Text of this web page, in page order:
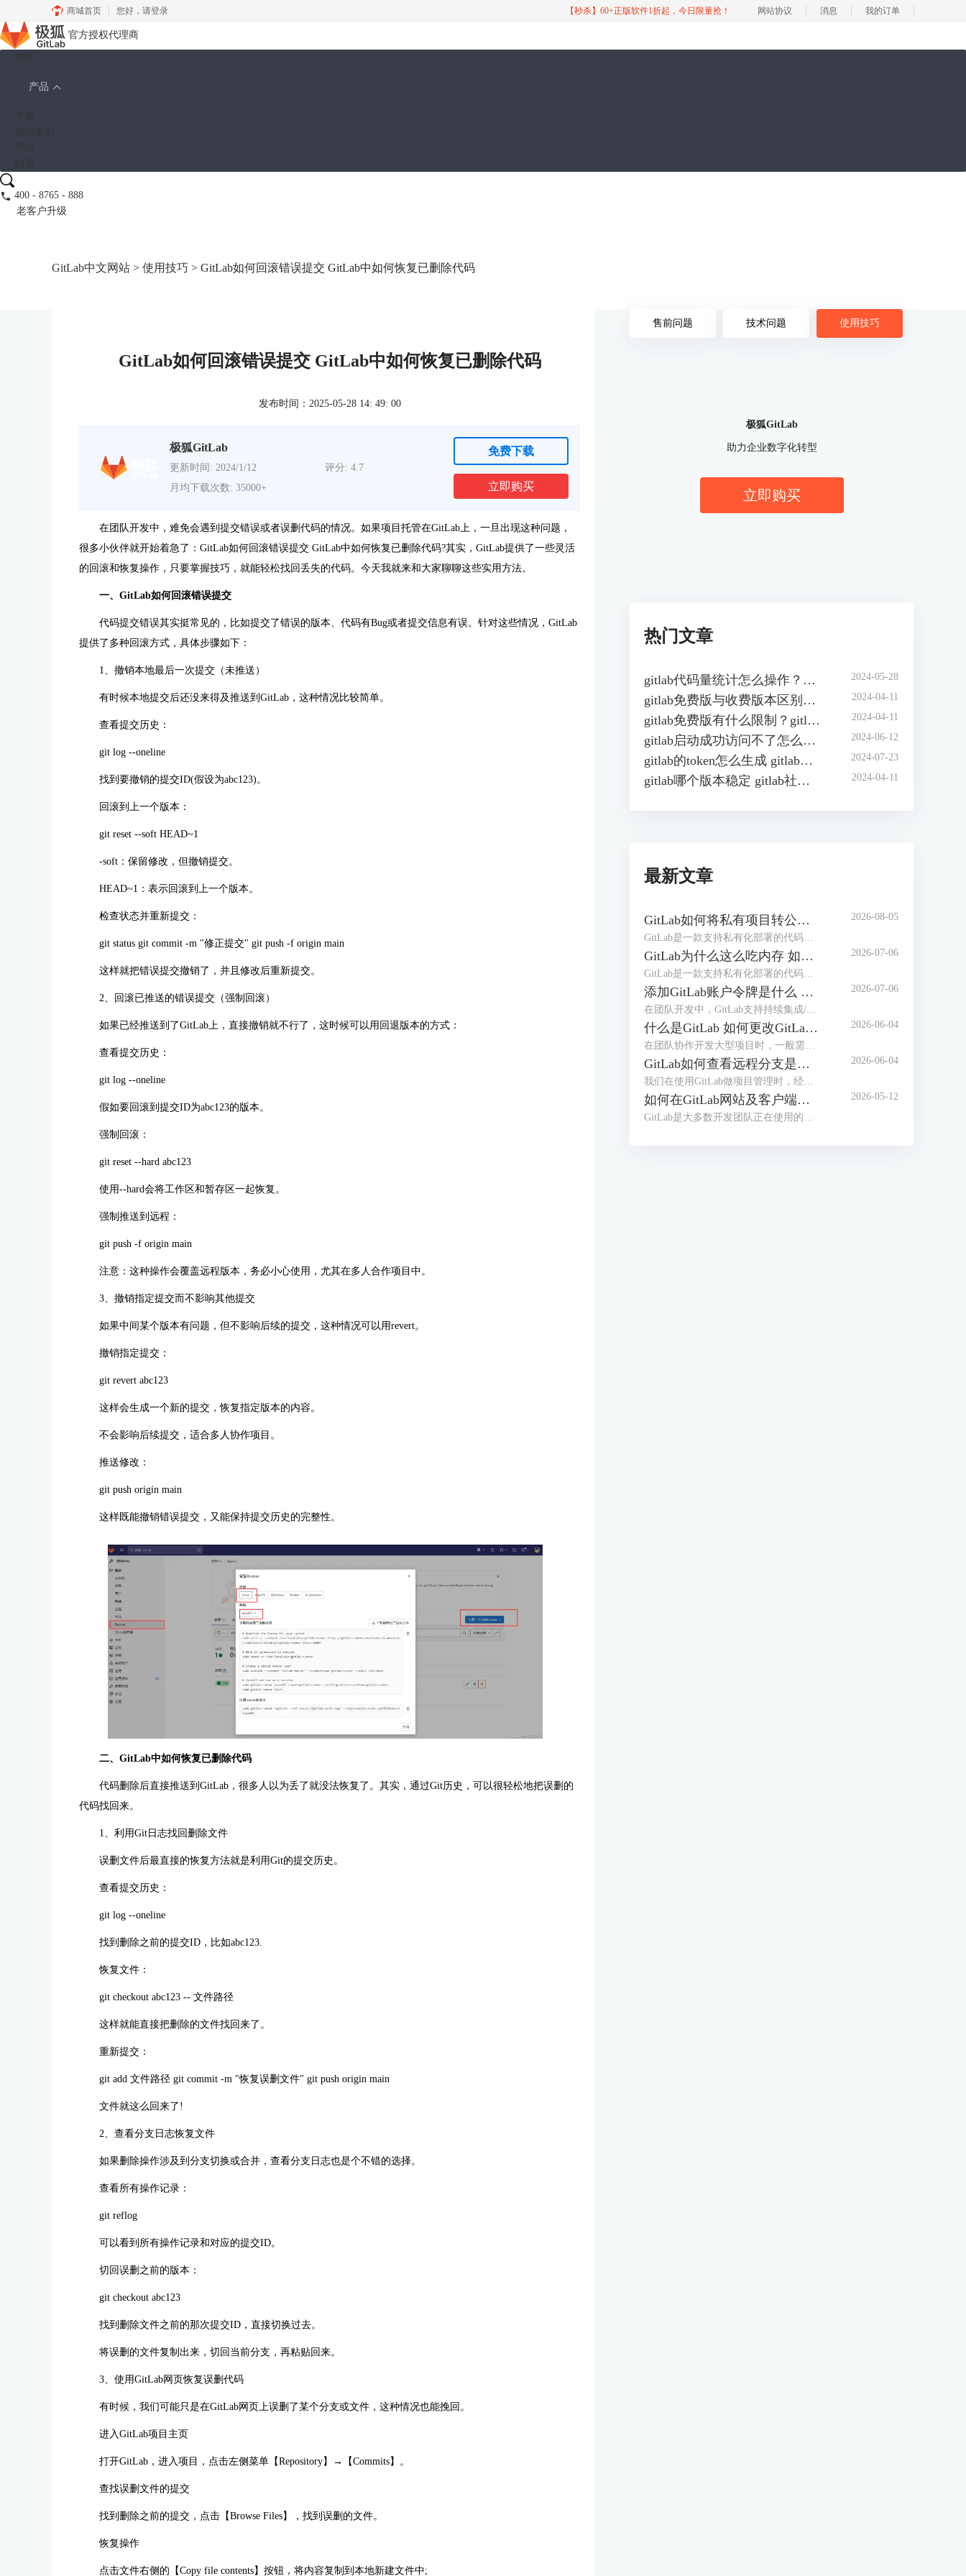
商城首页 您好， 请登录 【秒杀】60+正版软件1折起，今日限量抢！ 网站协议 消息 我的订单
官方授权代理商
产品
400 - 8765 - 888
老客户升级
GitLab中文网站 > 使用技巧 > GitLab如何回滚错误提交 GitLab中如何恢复已删除代码
GitLab如何回滚错误提交 GitLab中如何恢复已删除代码
发布时间：2025-05-28 14: 49: 00
极狐GitLab
更新时间: 2024/1/12
评分: 4.7
月均下载次数: 35000+
免费下载
立即购买
在团队开发中，难免会遇到提交错误或者误删代码的情况。如果项目托管在GitLab上，一旦出现这种问题，
很多小伙伴就开始着急了：GitLab如何回滚错误提交 GitLab中如何恢复已删除代码?其实，GitLab提供了一些灵活
的回滚和恢复操作，只要掌握技巧，就能轻松找回丢失的代码。今天我就来和大家聊聊这些实用方法。
一、GitLab如何回滚错误提交
代码提交错误其实挺常见的，比如提交了错误的版本、代码有Bug或者提交信息有误。针对这些情况，GitLab
提供了多种回滚方式，具体步骤如下：
1、撤销本地最后一次提交（未推送）
有时候本地提交后还没来得及推送到GitLab，这种情况比较简单。
查看提交历史：
git log --oneline
找到要撤销的提交ID(假设为abc123)。
回滚到上一个版本：
git reset --soft HEAD~1
-soft：保留修改，但撤销提交。
HEAD~1：表示回滚到上一个版本。
检查状态并重新提交：
git status git commit -m "修正提交" git push -f origin main
这样就把错误提交撤销了，并且修改后重新提交。
2、回滚已推送的错误提交（强制回滚）
如果已经推送到了GitLab上，直接撤销就不行了，这时候可以用回退版本的方式：
查看提交历史：
git log --oneline
假如要回滚到提交ID为abc123的版本。
强制回滚：
git reset --hard abc123
使用--hard会将工作区和暂存区一起恢复。
强制推送到远程：
git push -f origin main
注意：这种操作会覆盖远程版本，务必小心使用，尤其在多人合作项目中。
3、撤销指定提交而不影响其他提交
如果中间某个版本有问题，但不影响后续的提交，这种情况可以用revert。
撤销指定提交：
git revert abc123
这样会生成一个新的提交，恢复指定版本的内容。
不会影响后续提交，适合多人协作项目。
推送修改：
git push origin main
这样既能撤销错误提交，又能保持提交历史的完整性。
二、GitLab中如何恢复已删除代码
代码删除后直接推送到GitLab，很多人以为丢了就没法恢复了。其实，通过Git历史，可以很轻松地把误删的
代码找回来。
1、利用Git日志找回删除文件
误删文件后最直接的恢复方法就是利用Git的提交历史。
查看提交历史：
git log --oneline
找到删除之前的提交ID，比如abc123.
恢复文件：
git checkout abc123 -- 文件路径
这样就能直接把删除的文件找回来了。
重新提交：
git add 文件路径 git commit -m "恢复误删文件" git push origin main
文件就这么回来了!
2、查看分支日志恢复文件
如果删除操作涉及到分支切换或合并，查看分支日志也是个不错的选择。
查看所有操作记录：
git reflog
可以看到所有操作记录和对应的提交ID。
切回误删之前的版本：
git checkout abc123
找到删除文件之前的那次提交ID，直接切换过去。
将误删的文件复制出来，切回当前分支，再粘贴回来。
3、使用GitLab网页恢复误删代码
有时候，我们可能只是在GitLab网页上误删了某个分支或文件，这种情况也能挽回。
进入GitLab项目主页
打开GitLab，进入项目，点击左侧菜单【Repository】→【Commits】。
查找误删文件的提交
找到删除之前的提交，点击【Browse Files】，找到误删的文件。
恢复操作
点击文件右侧的【Copy file contents】按钮，将内容复制到本地新建文件中;
售前问题 技术问题 使用技巧
极狐GitLab
助力企业数字化转型
立即购买
热门文章
gitlab代码量统计怎么操作？如何在gitlab中自动统计代码行数？ 2024-05-28
gitlab免费版与收费版本区别？gitlab企业版怎样收费？ 2024-04-11
gitlab免费版有什么限制？gitlab免费版可以几人用？ 2024-04-11
gitlab启动成功访问不了怎么办？gitlab无法访问页面有哪些原因？ 2024-06-12
gitlab的token怎么生成 gitlab的access token怎么查询 2024-07-23
gitlab哪个版本稳定 gitlab社区版和企业版的区别 2024-04-11
最新文章
GitLab如何将私有项目转公开项目 GitLab如何将项目移到组中
GitLab是一款支持私有化部署的代码管理和协作平台，在实际工作中，创建项目仓库可能设置成了私有仓库，后期可能需要将其转为公共项目。或者随着项目团队扩张、部门调整，导致项目仓库杂乱，可以按照开发团队创建【组】，方便统一管理。下面本文将为大家介绍GitLab如何将私有项目转公开项目，GitLab如何将项目移到组中的相关内容。
2026-08-05
GitLab为什么这么吃内存 如何解决GitLab内存占用过大的问题
GitLab是一款支持私有化部署的代码托管平台，在日常使用时，可能会遇到GitLab的服务器内存占用率高，导致团队成员在提交代码、执行CI/CD构建时，GitLab页面加载卡顿、响应超时，在提交代码的高峰期、严重影响提交效率，甚至可能导致无法正常拉取、提交代码。本文将为大家介绍GitLab为什么这么吃内存，如何解决GitLab内存占用过大的问题的相关内容。
2026-07-06
添加GitLab账户令牌是什么 GitLab如何设置令牌
在团队开发中，GitLab支持持续集成/部署，并且支持本地私有化部署，是很多开发团队正在使用的代码管理工具。员工在使用GitLab拉取代码时，配置令牌可以免密登录，更加安全高效。那么GitLab令牌是什么，怎么设置令牌呢？本文将为大家介绍添加GitLab账户令牌是什么，GitLab如何设置令牌的相关内容。
2026-07-06
什么是GitLab 如何更改GitLab的初始密码
在团队协作开发大型项目时，一般需要使用项目管理工具，比较常用的是Gitee、GitLab等，如果对项目安全性要求较高，需要私有化部署，建议部署GitLab后团队之间使用。很多用户并不知道GitLab是什么，初次拿到GitLab账号后怎么修改初始化密码呢？本文将为大家介绍什么是GitLab，如何更改GitLab的初始密码的相关内容。
2026-06-04
GitLab如何查看远程分支是基于哪个分支创建的 GitLab怎么切换当前开发分支
我们在使用GitLab做项目管理时，经常会创建多个分支。合理的分支体系能够保证项目顺利推进，在使用分支时，我们需要知道远程分支的创建源头，从而知道代码之间的关系，避免合并冲突。拉取代码后，需要切换到指定分支开发，应该怎么切换分支呢？本文将为大家介绍GitLab如何查看远程分支是基于哪个分支创建的，GitLab怎么切换当前开发分支的相关内容。
2026-06-04
如何在GitLab网站及客户端同步修改个人密码 客户端怎么免密拉取代码
GitLab是大多数开发团队正在使用的开发工具，很多用户想要在开发工具（例如IDEA）中登录GitLab账户，从而可以快速拉取代码。如果GitLab网站修改了密码，怎么能实现开发工具客户端同步修改呢？每次拉取代码都需要输入密码的情况下，怎么做到免密拉取代码呢？本文将为大家介绍如何在GitLab网站及客户端同步修改个人密码，客户端怎么免密拉取代码的相关内容。
2026-05-12